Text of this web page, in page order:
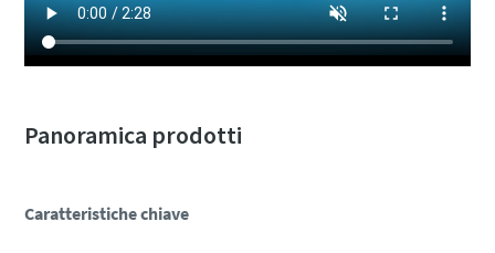
Panoramica prodotti
Caratteristiche chiave